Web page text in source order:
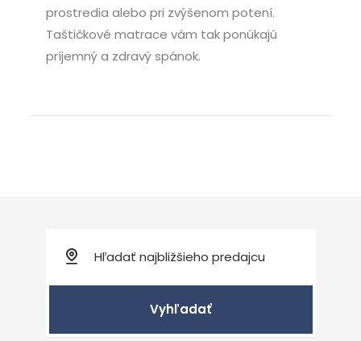
prostredia alebo pri zvýšenom potení.
Taštičkové matrace vám tak ponúkajú
príjemný a zdravý spánok.
Vyhľadať